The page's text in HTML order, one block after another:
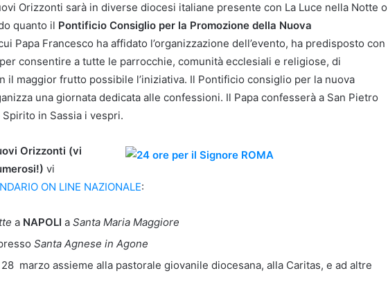
Orizzonti sarà in diverse diocesi italiane presente con La Luce nella Notte o
quanto il Pontificio Consiglio per la Promozione della Nuova
Papa Francesco ha affidato l’organizzazione dell’evento, ha predisposto con
per consentire a tutte le parrocchie, comunità ecclesiali e religiose, di
il maggior frutto possibile l’iniziativa. Il Pontificio consiglio per la nuova
una giornata dedicata alle confessioni. Il Papa confesserà a San Pietro
in Sassia i vespri.
Orizzonti (vi
vi
ON LINE NAZIONALE:
a NAPOLI a Santa Maria Maggiore
Santa Agnese in Agone
marzo assieme alla pastorale giovanile diocesana, alla Caritas, e ad altre